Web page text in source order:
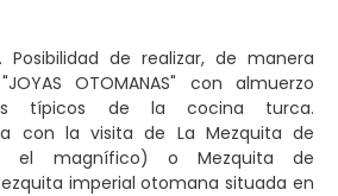
Posibilidad de realizar, de manera
OTOMANAS" con almuerzo
típicos de la cocina turca.
con la visita de La Mezquita de
el magnífico) o Mezquita de
imperial otomana situada en